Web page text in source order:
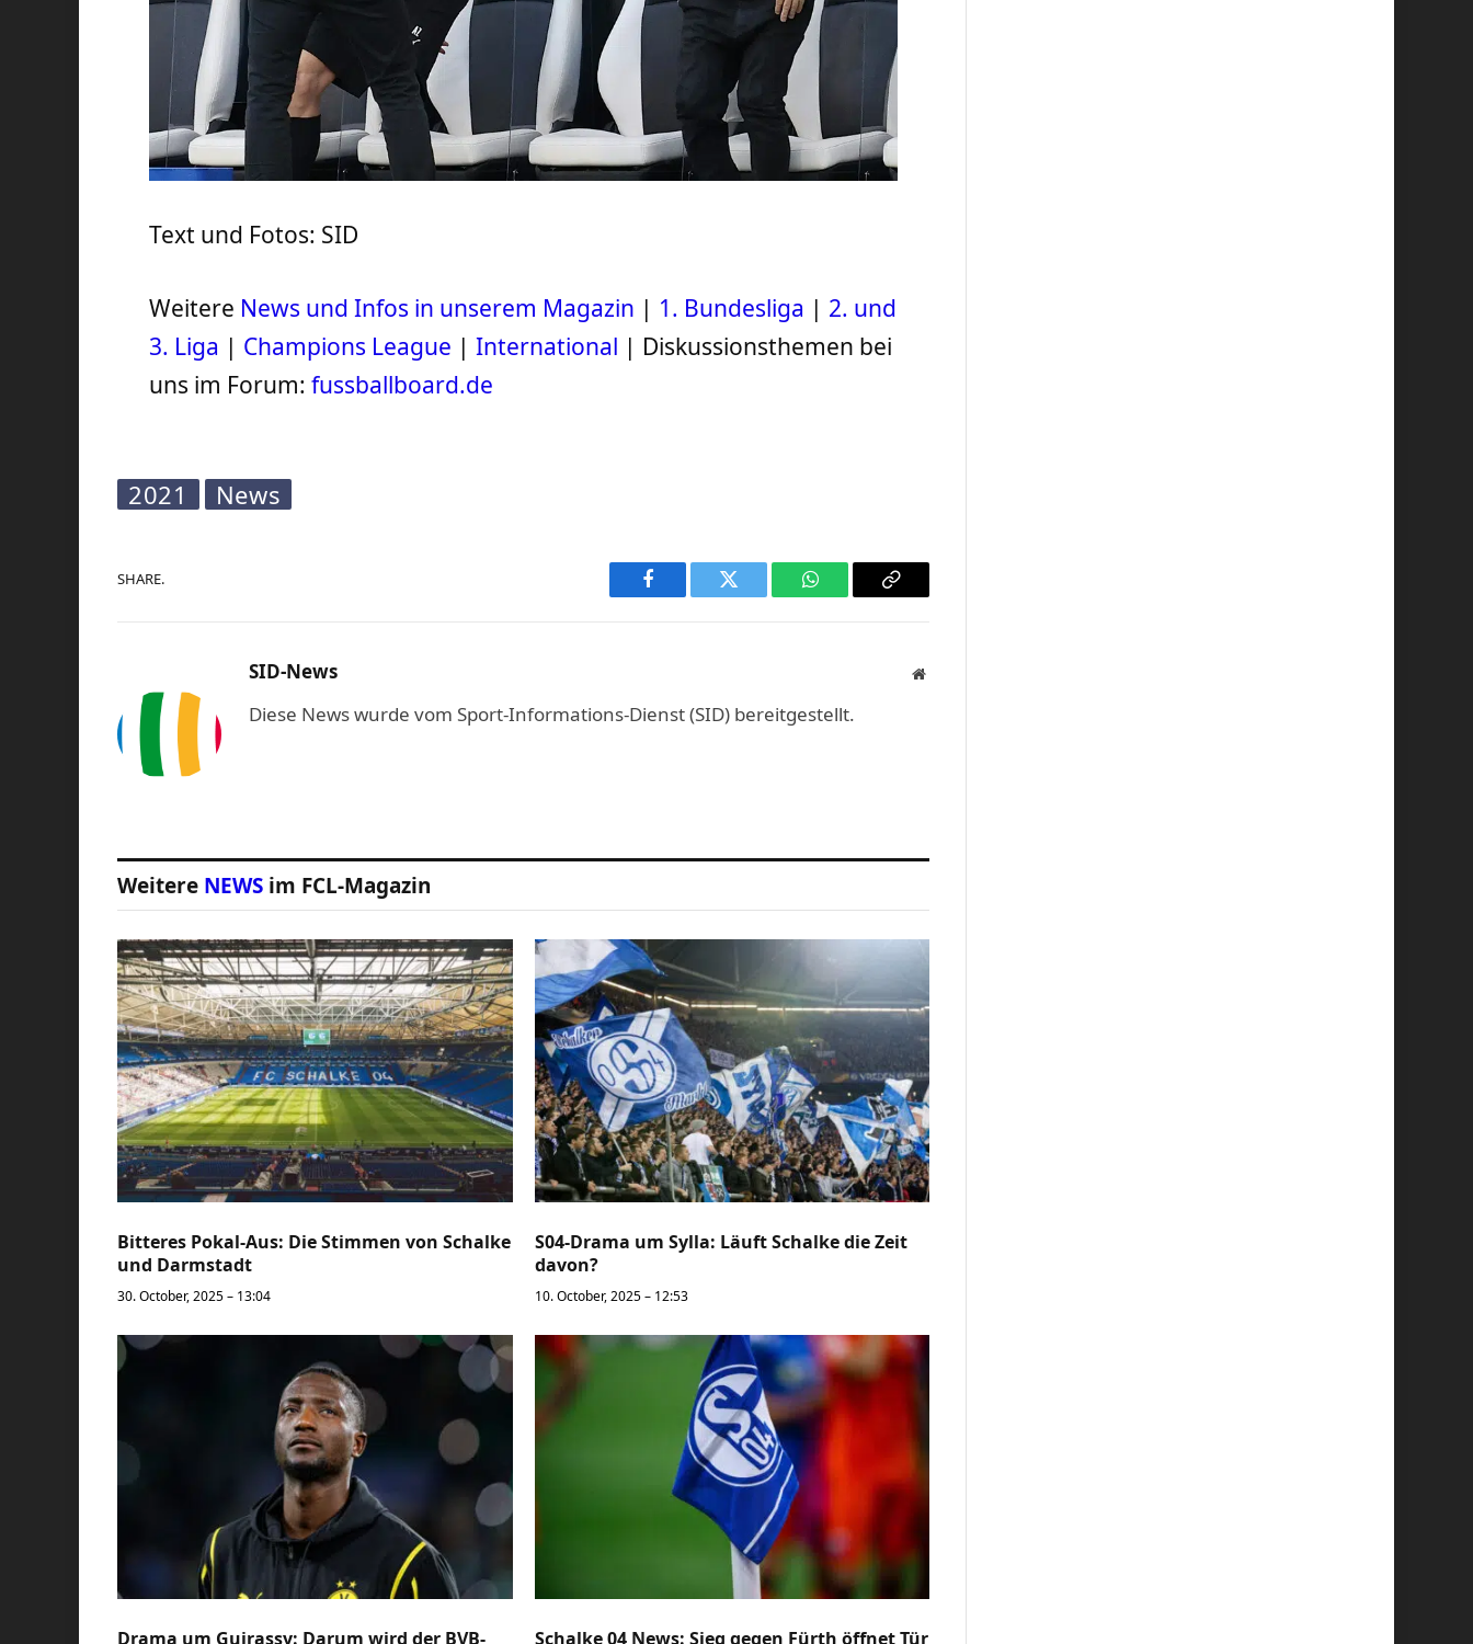
Text und Fotos: SID
Weitere News und Infos in unserem Magazin | 1. Bundesliga | 2. und
3. Liga | Champions League |International | Diskussionsthemen bei
uns im Forum:fussballboard.de
2021 News
SHARE.
Facebook Twitter WhatsAppCopy
SID-News Website
Diese News wurde vom Sport-Informations-Dienst (SID) bereitgestellt.
Weitere NEWS im FCL-Magazin
Bitteres Pokal-Aus: Die Stimmen von Schalke
und Darmstadt
30. October, 2025 – 13:04
S04-Drama um Sylla: Läuft Schalke die Zeit
davon?
10. October, 2025 – 12:53
Drama um Guirassy: Darum wird der BVB- Schalke 04 News: Sieg gegen Fürth öffnet Tür